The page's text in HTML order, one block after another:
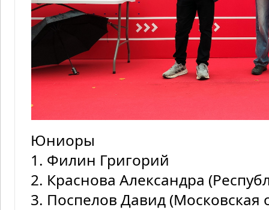
Юниоры
1. Филин Григорий
2. Краснова Александра
3. Поспелов Давид (Московская